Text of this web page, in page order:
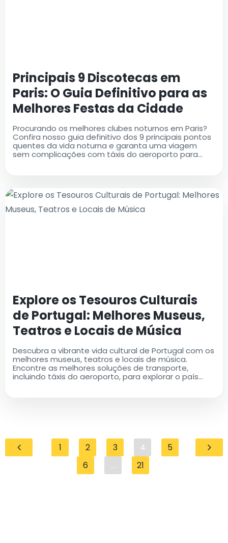
Principais 9 Discotecas em
Paris: O Guia Definitivo para as
Melhores Festas da Cidade
Procurando os melhores clubes noturnos em Paris?
Confira nosso guia definitivo dos 9 principais pontos
quentes da vida noturna e garanta uma viagem
sem complicações com táxis do aeroporto para
Explore os Tesouros Culturais
de Portugal: Melhores Museus,
Teatros e Locais de Música
Descubra a vibrante vida cultural de Portugal com os
melhores museus, teatros e locais de música.
Encontre as melhores soluções de transporte,
incluindo táxis do aeroporto, para explorar o país
1 2 3 4
5
6
... 21